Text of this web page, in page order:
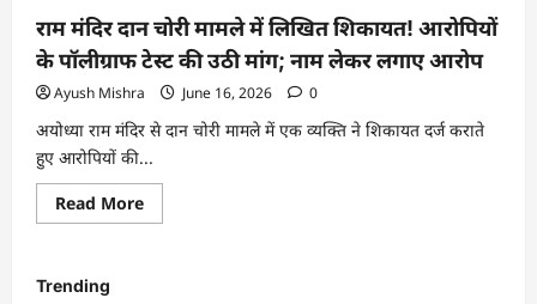
राम मंदिर दान चोरी मामले में लिखित शिकायत! आरोपियों
के पॉलीग्राफ टेस्ट की उठी मांग; नाम लेकर लगाए आरोप
Ayush Mishra June 16, 2026 0
अयोध्या राम मंदिर से दान चोरी मामले में एक व्यक्ति ने शिकायत दर्ज कराते
हुए आरोपियों की...
Read More
Trending